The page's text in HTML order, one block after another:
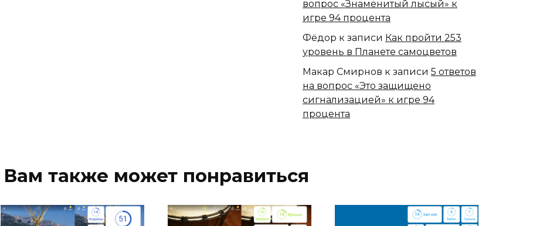
вопрос «Знаменитый лысый» к
игре 94 процента
Фёдор к записи Как пройти 253
уровень в Планете самоцветов
Макар Смирнов к записи 5 ответов
на вопрос «Это защищено
сигнализацией» к игре 94
процента
Вам также может понравиться